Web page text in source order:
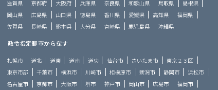
滋賀県
京都府 大阪府 兵庫県 奈良県 和歌山県 鳥取県
島根県
岡山県
広島県 山口県 徳島県 香川県 愛媛県 高知県
福岡県
佐賀県
長崎県 熊本県 大分県 宮崎県 鹿児島県 沖縄県
政令指定都市から探す
札幌市 道北 道東 道南 道央 仙台市 さいたま市
東京２３区
東京市部
千葉市 横浜市 川崎市 相模原市 新潟市 静岡市
浜松市
名古屋市
京都市 大阪市 堺市 神戸市 岡山市 広島市 福岡市